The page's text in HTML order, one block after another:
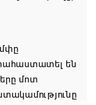
են
մոտ